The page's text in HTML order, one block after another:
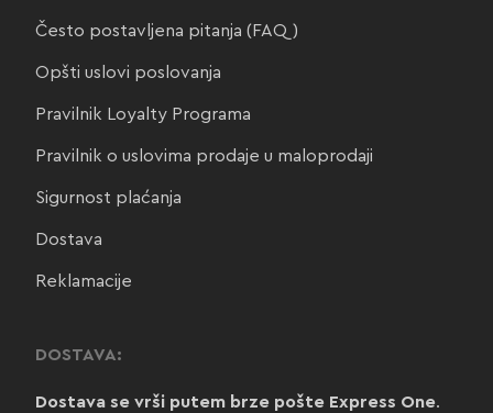
Često postavljena pitanja (FAQ)
Opšti uslovi poslovanja
Pravilnik Loyalty Programa
Pravilnik o uslovima prodaje u maloprodaji
Sigurnost plaćanja
Dostava
Reklamacije
DOSTAVA:
Dostava se vrši putem brze pošte Express One.